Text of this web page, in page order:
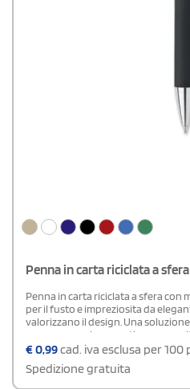
Penna in carta riciclata a
Penna in carta riciclata a sfera con
per il fusto e impreziosita da
valorizzano il design. Una
e maneggevole, garantisce una
grazie al refill con inchiostro blu.
€0,99cad. iva esclusa per 100
Spedizione gratuita